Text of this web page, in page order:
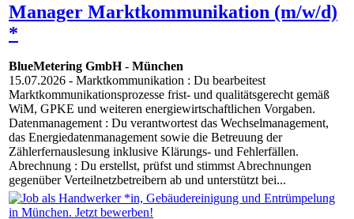
Manager Marktkommunikation (m/w/d)
*
BlueMetering GmbH- München
15.07.2026 - Marktkommunikation : Du bearbeitest
Marktkommunikationsprozesse frist- und qualitätsgerecht gemäß
WiM, GPKE und weiteren energiewirtschaftlichen Vorgaben.
Datenmanagement : Du verantwortest das Wechselmanagement,
das Energiedatenmanagement sowie die Betreuung der
Zählerfernauslesung inklusive Klärungs- und Fehlerfällen.
Abrechnung : Du erstellst, prüfst und stimmst Abrechnungen
gegenüber Verteilnetzbetreibern ab und unterstützt bei...